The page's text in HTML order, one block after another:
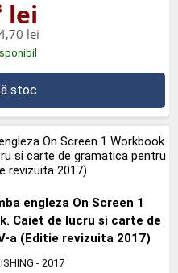
lei
lei
stoc
engleza On Screen 1
Caiet de lucru si carte de
a (Editie revizuita 2017)
- 2017